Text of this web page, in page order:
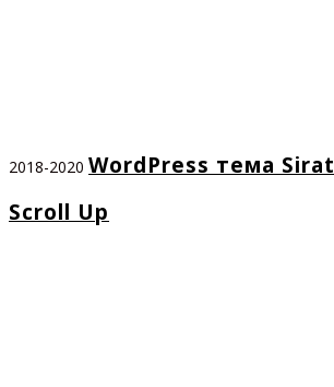
2018-2020 WordPress тема Sirat
Scroll Up